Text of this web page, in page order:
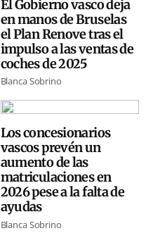
El Gobierno vasco deja
en manos de Bruselas
el Plan Renove tras el
impulso a las ventas de
coches de 2025
Blanca Sobrino
Los concesionarios
vascos prevén un
aumento de las
matriculaciones en
2026 pese a la falta de
ayudas
Blanca Sobrino